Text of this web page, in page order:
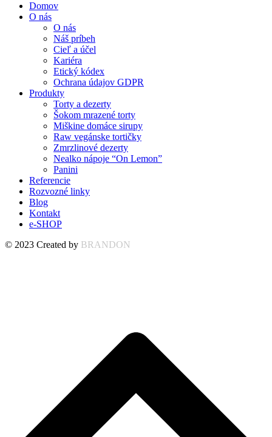
Domov
O nás
O nás
Náš príbeh
Cieľ a účel
Kariéra
Etický kódex
Ochrana údajov GDPR
Produkty
Torty a dezerty
Šokom mrazené torty
Miškine domáce sirupy
Raw vegánske tortičky
Zmrzlinové dezerty
Nealko nápoje “On Lemon”
Panini
Referencie
Rozvozné linky
Blog
Kontakt
e-SHOP
© 2023 Created by BRANDON